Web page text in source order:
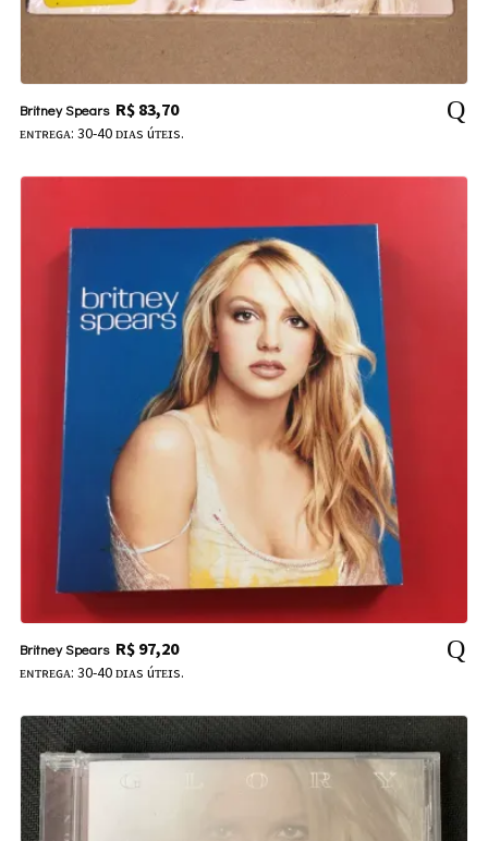
Britney Spears R$83,70
ᴇɴᴛʀᴇɢᴀ: 30-40 ᴅɪᴀs úᴛᴇɪs.
Britney Spears R$97,20
ᴇɴᴛʀᴇɢᴀ: 30-40 ᴅɪᴀs úᴛᴇɪs.